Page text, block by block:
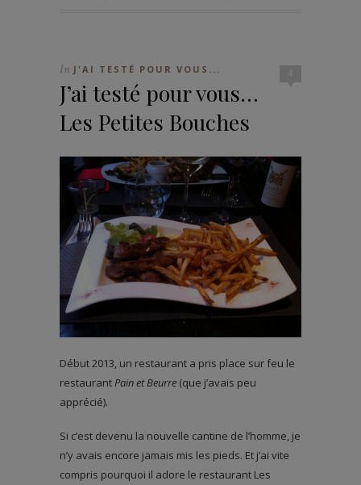
4
In J'AI TESTÉ POUR VOUS...
J’ai testé pour vous…
Les Petites Bouches
Début 2013, un restaurant a pris place sur feu le
restaurantPain et Beurre (que j’avais peu
apprécié).
Si c’est devenu la nouvelle cantine de l’homme, je
n’y avais encore jamais mis les pieds. Et j’ai vite
compris pourquoi il adore le restaurant Les